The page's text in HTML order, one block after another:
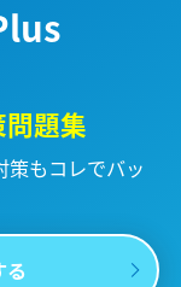
題集
策もコレでバッ
る